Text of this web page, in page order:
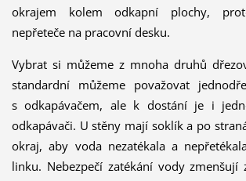
okrajem kolem odkapní plochy,
nepřeteče na pracovní desku.
Vybrat si můžeme z mnoha druhů
standardní můžeme považovat
s odkapávačem, ale k dostání je i
odkapávači. U stěny mají soklík a po
okraj, aby voda nezatékala a
linku. Nebezpečí zatékání vody zmenšují